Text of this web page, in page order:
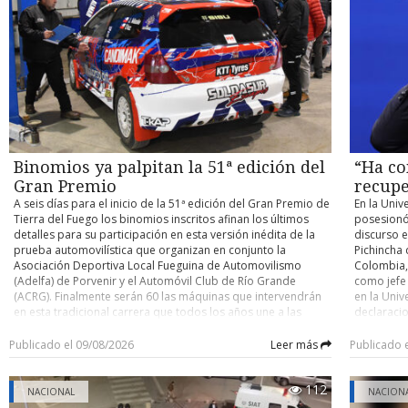
atribuido a Irán. Con información de Infobae
accidente y determinar eventuales responsabilidades. Su
control de detención quedó fijado para este domingo.
el
acceder
cerrado
y
Binomios ya palpitan la 51ª edición del
Gran Premio
A seis días para el inicio de la 51ª edición del Gran Premio de
Tierra del Fuego los binomios inscritos afinan los últimos
detalles para su participación en esta versión inédita de la
prueba automovilística que organizan en conjunto la
Asociación Deportiva Local Fueguina de Automovilismo
(Adelfa) de Porvenir y el Automóvil Club de Río Grande
(ACRG). Finalmente serán 60 las máquinas que intervendrán
en esta tradicional carrera que todos los años une a las
vuelta, con partida y llegada este año en la capital fueguina.
Como es ya conocido, para esta versión los organizadores
determinaron que la carrera se dispute por etapas,
reemplazando lo que se realizaba hasta la edición pasada
que era de bandera a bandera y sin detenciones entremedio
Publicado el 09/08/2026 Leer más
“Ha
En la
discurso
Pichincha
como
en la
nacional”
país. En
Ha
autoridad
Publicado
NACIONAL 112